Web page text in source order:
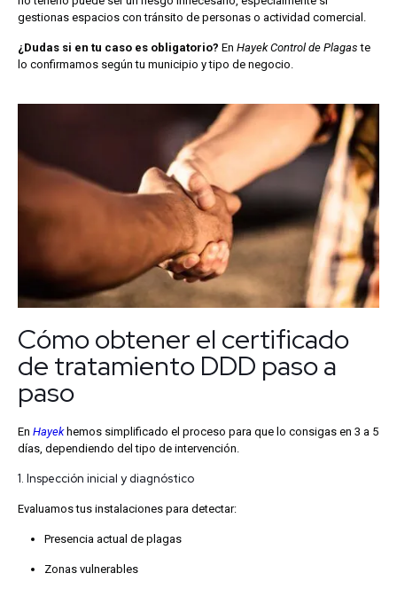
gestionas espacios con tránsito de personas o actividad comercial.
¿Dudas si en tu caso es obligatorio? En Hayek Control de Plagas te
lo confirmamos según tu municipio y tipo de negocio.
Cómo obtener el certificado
de tratamiento DDD paso a
paso
En Hayekhemos simplificado el proceso para que lo consigas en 3 a 5
días, dependiendo del tipo de intervención.
1. Inspección inicial y diagnóstico
Evaluamos tus instalaciones para detectar:
Presencia actual de plagas
Zonas vulnerables